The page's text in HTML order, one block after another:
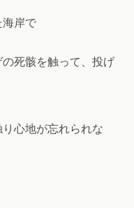
海岸で
死骸を触って、投げ
心地が忘れられな